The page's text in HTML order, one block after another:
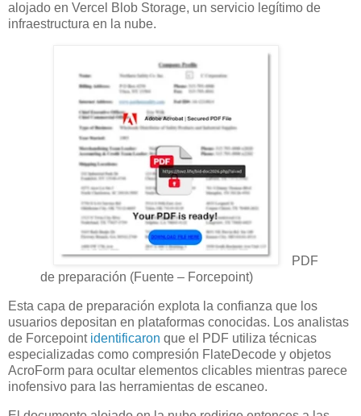
alojado en Vercel Blob Storage, un servicio legítimo de
infraestructura en la nube.
PDF
de preparación (Fuente – Forcepoint)
Esta capa de preparación explota la confianza que los
usuarios depositan en plataformas conocidas. Los analistas
de Forcepoint identificaron que el PDF utiliza técnicas
especializadas como compresión FlateDecode y objetos
AcroForm para ocultar elementos clicables mientras parece
inofensivo para las herramientas de escaneo.